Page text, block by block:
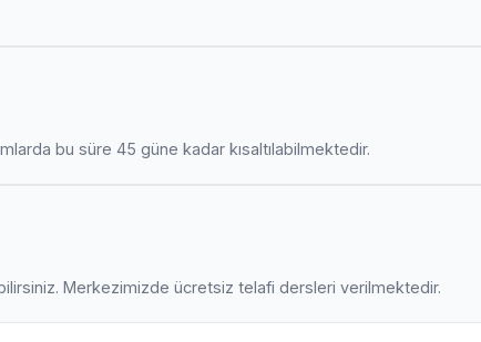
bu süre 45 güne kadar kısaltılabilmektedir.
Merkezimizde ücretsiz telafi dersleri verilmektedir.